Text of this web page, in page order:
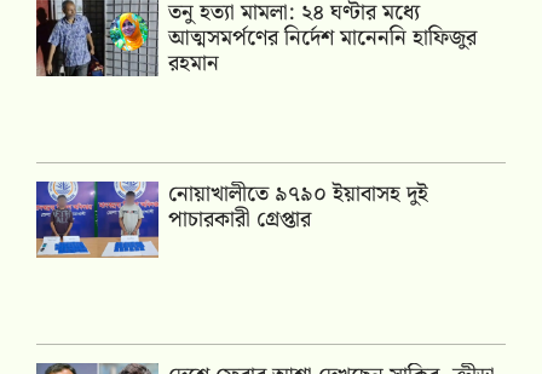
তনু হত্যা মামলা: ২৪ ঘণ্টার মধ্যে
আত্মসমর্পণের নির্দেশ মানেননি হাফিজুর
রহমান
নোয়াখালীতে ৯৭৯০ ইয়াবাসহ দুই
পাচারকারী গ্রেপ্তার